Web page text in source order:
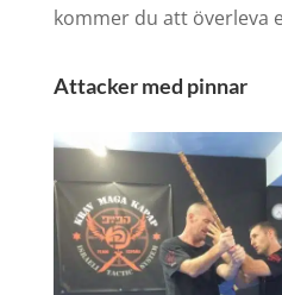
kommer du att överleva
Attacker med pinnar